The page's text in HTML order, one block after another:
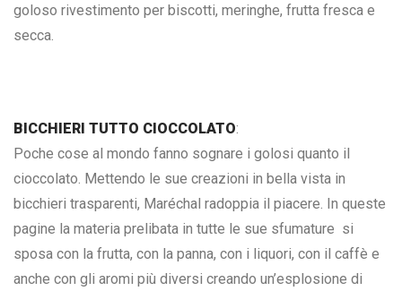
goloso rivestimento per biscotti, meringhe, frutta fresca e
secca.
BICCHIERI TUTTO CIOCCOLATO:
Poche cose al mondo fanno sognare i golosi quanto il
cioccolato. Mettendo le sue creazioni in bella vista in
bicchieri trasparenti, Maréchal radoppia il piacere. In queste
pagine la materia prelibata in tutte le sue sfumature si
sposa con la frutta, con la panna, con i liquori, con il caffè e
anche con gli aromi più diversi creando un’esplosione di